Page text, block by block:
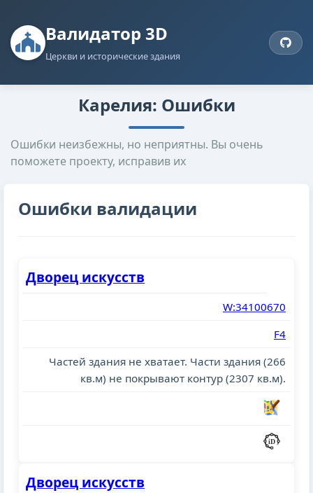
Валидатор 3D
Церкви и исторические здания
Карелия: Ошибки
Ошибки неизбежны, но неприятны. Вы очень
поможете проекту, исправив их
Ошибки валидации
Дворец искусств
W:34100670
F4
Частей здания не хватает. Части здания (266
кв.м) не покрывают контур (2307 кв.м).
Дворец искусств